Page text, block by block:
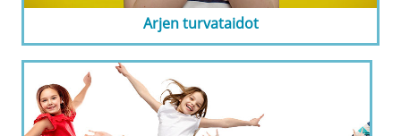
Arjen turvataidot